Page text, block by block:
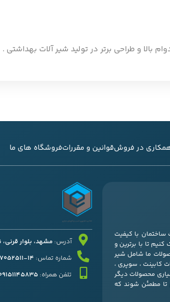
بالا و طراحی برتر در تولید شیر آلات بهداشتی .
در فروشقوانین و مقرراتفروشگاه های ما
ساختمان با کیفیت
تا با برترین و
ما شامل شیر
کابینت ، سوپری ،
محصولات دیگر
تا مطمئن شوند که
آدرس: مشهد، بلوار قرنی، نبش قرنی
شماره تماس: 14-37052511 – 051
تلفن همراه: